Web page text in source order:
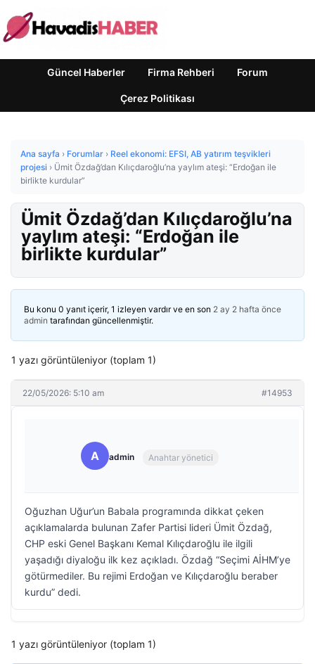
Güncel Haberler Firma Rehberi Forum
Çerez Politikası
Ana sayfa › Forumlar › Reel ekonomi: EFSI, AB yatırım teşvikleri
projesi › Ümit Özdağ’dan Kılıçdaroğlu’na yaylım ateşi: “Erdoğan ile
birlikte kurdular”
Ümit Özdağ’dan Kılıçdaroğlu’na
yaylım ateşi: “Erdoğan ile
birlikte kurdular”
Bu konu 0 yanıt içerir, 1 izleyen vardır ve en son 2 ay 2 hafta önce
admin tarafından güncellenmiştir.
1 yazı görüntüleniyor (toplam 1)
22/05/2026: 5:10 am #14953
A admin Anahtar yönetici
Oğuzhan Uğur’un Babala programında dikkat çeken
açıklamalarda bulunan Zafer Partisi lideri Ümit Özdağ,
CHP eski Genel Başkanı Kemal Kılıçdaroğlu ile ilgili
yaşadığı diyaloğu ilk kez açıkladı. Özdağ “Seçimi AİHM’ye
götürmediler. Bu rejimi Erdoğan ve Kılıçdaroğlu beraber
kurdu” dedi.
1 yazı görüntüleniyor (toplam 1)